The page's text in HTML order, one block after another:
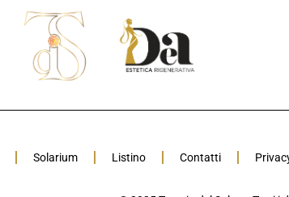
Solarium Listino Contatti